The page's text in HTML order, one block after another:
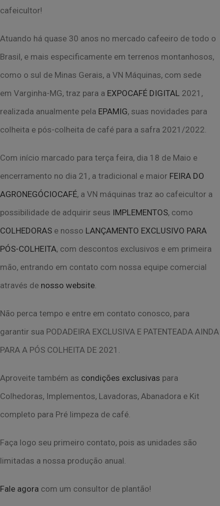
cafeicultor!
Atuando há quase 30 anos no mercado cafeeiro de todo o
Brasil, e mais especificamente em terrenos montanhosos,
como o sul de Minas Gerais, a VN Máquinas, com sede
em Varginha-MG, traz para a EXPOCAFÉ DIGITAL 2021,
realizada anualmente pela EPAMIG, suas novidades para
colheita e pós-colheita de café para a safra 2021/2022.
Com início marcado para terça feira, dia 18 de Maio e
encerramento no dia 21, a tradicional e maior FEIRA DO
AGRONEGÓCIOCAFÉ, a VN máquinas traz ao cafeicultor a
possibilidade de adquirir seus IMPLEMENTOS, como
COLHEDORAS e nosso LANÇAMENTO EXCLUSIVO PARA
PÓS-COLHEITA, com descontos exclusivos e em primeira
mão, entrando em contato com nossa equipe comercial
através de nosso website.
Não perca tempo e entre em contato conosco, para
garantir sua PODADEIRA EXCLUSIVA E PATENTEADA AINDA
PARA A PÓS COLHEITA DE 2021.
Aproveite também as condições exclusivas para
Colhedoras, Implementos, Lavadoras, Abanadora e Kit
completo para Pré limpeza de café.
Faça logo seu primeiro contato, pois as unidades são
limitadas a nossa produção anual.
Fale agora com um consultor de plantão!